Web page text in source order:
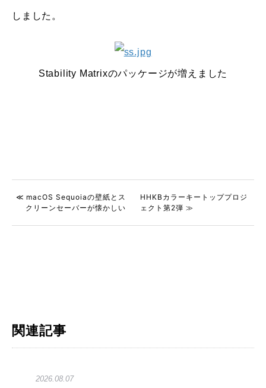
しました。
Stability Matrixのパッケージが増えました
≪ macOS Sequoiaの壁紙とス
クリーンセーバーが懐かしい
HHKBカラーキートッププロジ
ェクト第2弾 ≫
関連記事
2026.08.07